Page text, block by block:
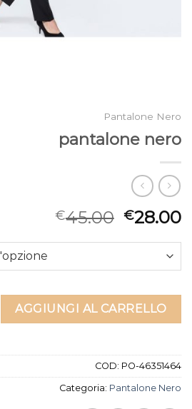
Pantalone Nero
pantalone nero
€45.00 €28.00
quantità
AGGIUNGI AL CARRELLO
COD: PO-46351464
Categoria: Pantalone Nero